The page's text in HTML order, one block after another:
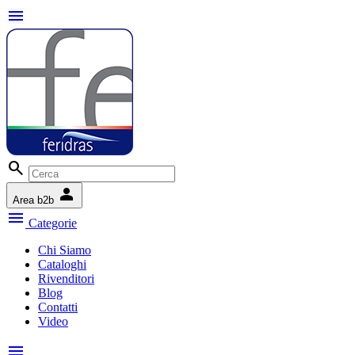
menu
search
Area b2b person
menu Categorie
Chi Siamo
Cataloghi
Rivenditori
Blog
Contatti
Video